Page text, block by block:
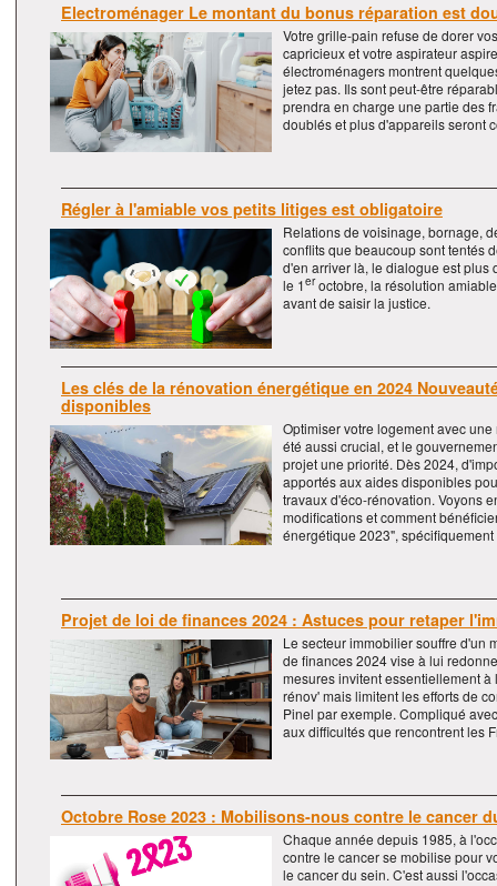
Electroménager Le montant du bonus réparation est
Votre grille-pain refuse de dorer
capricieux et votre aspirateur
électroménagers montrent
jetez pas. Ils sont peut-être
prendra en charge une partie des
doublés et plus d'appareils seront
Régler à l'amiable vos petits litiges est obligatoire
Relations de voisinage, bornage,
conflits que beaucoup sont tentés
d'en arriver là, le dialogue est
le 1eroctobre, la résolution
avant de saisir la justice.
Les clés de la rénovation énergétique en 2024
disponibles
Optimiser votre logement avec
été aussi crucial, et le
projet une priorité. Dès 2024,
apportés aux aides disponibles
travaux d'éco-rénovation. Voyons
modifications et comment
énergétique 2023",
Projet de loi de finances 2024 : Astuces pour retaper
Le secteur immobilier souffre d'un
de finances 2024 vise à lui
mesures invitent essentiellement
rénov' mais limitent les efforts de
Pinel par exemple. Compliqué
aux difficultés que rencontrent les
Octobre Rose 2023 : Mobilisons-nous contre le cancer
Chaque année depuis 1985, à
contre le cancer se mobilise pour
le cancer du sein. C'est aussi